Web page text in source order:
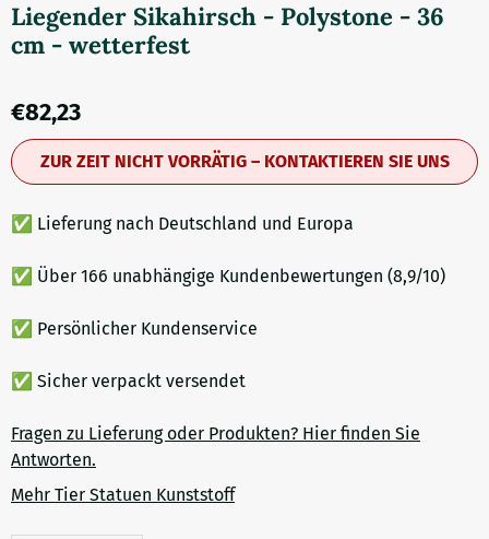
Liegender Sikahirsch - Polystone - 36
cm - wetterfest
€82,23
ZUR ZEIT NICHT VORRÄTIG – KONTAKTIEREN SIE UNS
✅ Lieferung nach Deutschland und Europa
✅ Über 166 unabhängige Kundenbewertungen (8,9/10)
✅ Persönlicher Kundenservice
✅ Sicher verpackt versendet
Fragen zu Lieferung oder Produkten? Hier finden Sie
Antworten.
Mehr Tier Statuen Kunststoff